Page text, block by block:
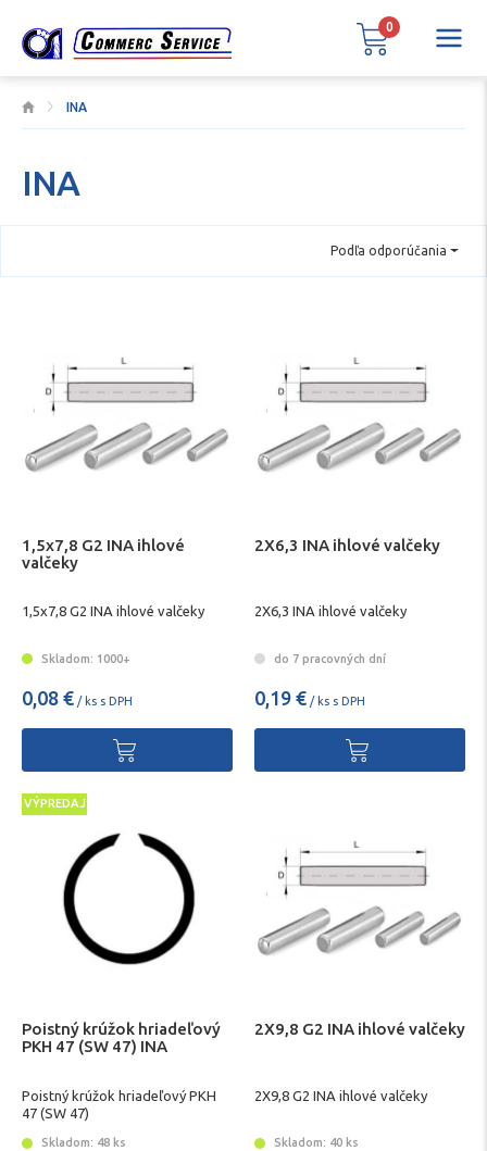
INA
INA
Podľa odporúčania
1,5x7,8 G2 INA ihlové
valčeky
1,5x7,8 G2 INA ihlové valčeky
Skladom: 1000+
0,08 € / ks s DPH
2X6,3 INA ihlové valčeky
2X6,3 INA ihlové valčeky
do 7 pracovných dní
0,19 € / ks s DPH
VÝPREDAJ
Poistný krúžok hriadeľový
PKH 47 (SW 47) INA
Poistný krúžok hriadeľový PKH
47 (SW 47)
Skladom: 48 ks
2X9,8 G2 INA ihlové valčeky
2X9,8 G2 INA ihlové valčeky
Skladom: 40 ks
0